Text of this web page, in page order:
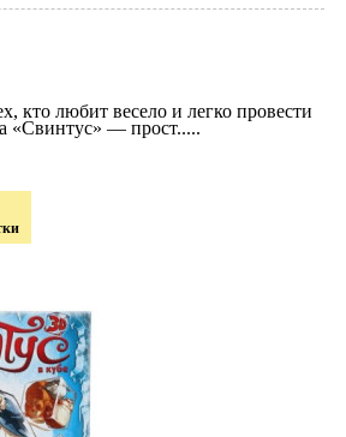
кто любит весело и легко провести
«Свинтус» — прост.....